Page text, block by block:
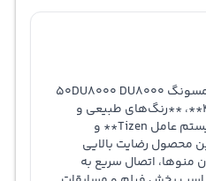
بیشتر خریداران تلویزیون سامسونگ 50DU8000 DU8000
از **کیفیت تصویر شفاف 4K**، **رنگ‌های طبیعی و
زنده**، **سرعت مناسب سیستم عامل Tizen** و
محصول رضایت بالایی
منوها، اتصال سریع به